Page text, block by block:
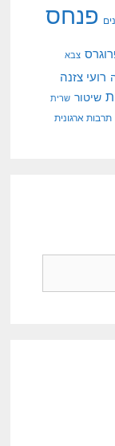
פנחס
צבא
רועי צזנה
שיטור שרית
תרבות ארגונית